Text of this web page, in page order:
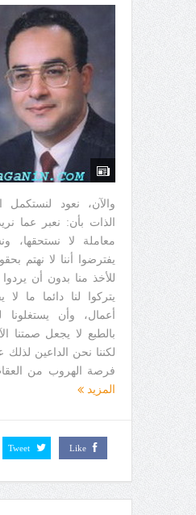
والآن، نعود لنستكمل
الذات بأن: نعبر عما
معاملة لا نستحقها،
يفترضوا أننا لا نهتم
للأخذ منا بدون أن
يتركوا لنا دائما ما
أعمال، وأن يستغلونا
بالطبع لا يجعل صمتنا
لكننا نحن الداعين
فرصة الهروب من
المزيد
Like
Tweet